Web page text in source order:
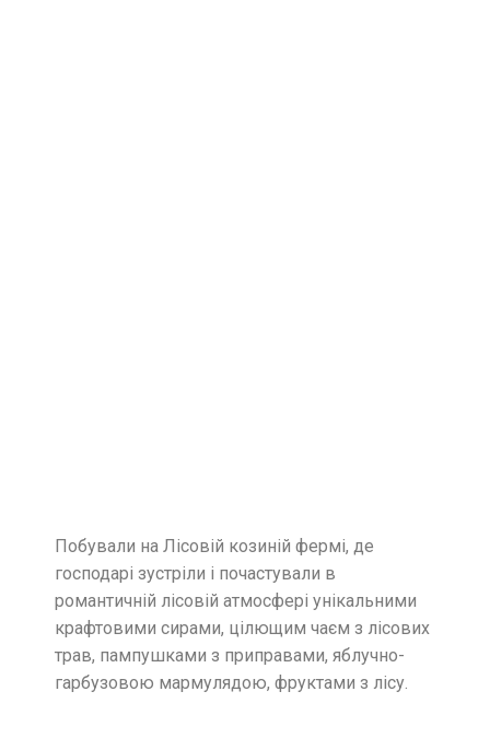
Побували на Лісовій козиній фермі, де
господарі зустріли і почастували в
романтичній лісовій атмосфері унікальними
крафтовими сирами, цілющим чаєм з лісових
трав, пампушками з приправами, яблучно-
гарбузовою мармулядою, фруктами з лісу.